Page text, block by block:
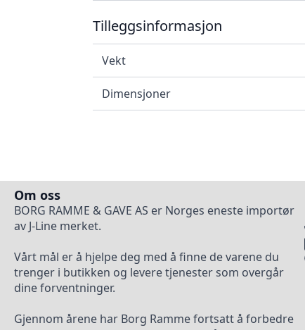
Tilleggsinformasjon
Vekt
Dimensjoner
Om oss
BORG RAMME & GAVE AS er Norges eneste importør
av J-Line merket.
Vårt mål er å hjelpe deg med å finne de varene du
trenger i butikken og levere tjenester som overgår
dine forventninger.
Gjennom årene har Borg Ramme fortsatt å forbedre